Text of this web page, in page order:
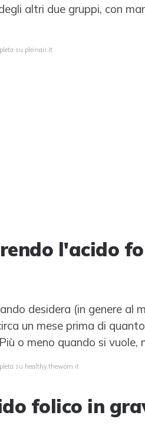
altri due gruppi, con
su pleinair.it
l'acido
desidera (in genere al
un mese prima di
o meno quando si
su healthy.thewom.it
folico in